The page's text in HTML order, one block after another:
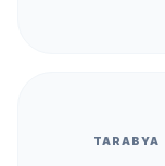
TARABYA